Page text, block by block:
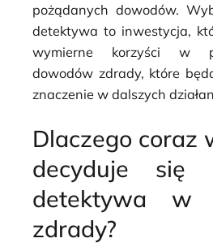
pożądanych dowodów.
detektywa to inwestycja,
wymierne korzyści w
dowodów zdrady, które
znaczenie w dalszych
Dlaczego coraz
decyduje się
detektywa w
zdrady?